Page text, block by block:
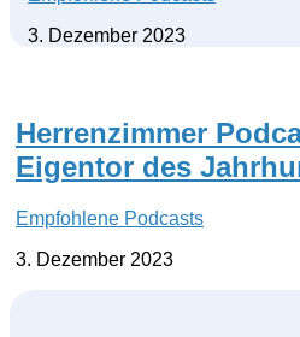
3. Dezember 2023
Herrenzimmer
Eigentor des
Empfohlene Podcasts
3. Dezember 2023